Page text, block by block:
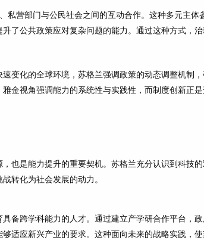
私营部门与公民社会之间的互动合作。这种多元主体
了公共政策应对复杂问题的能力。通过这种方式，
变化的全球环境，苏格兰强调政策的动态调整机制
金视角强调能力的系统性与实践性，而制度创新正
也是能力提升的重要契机。苏格兰充分认识到科技的
转化为社会发展的动力。
备跨学科能力的人才。通过建立产学研合作平台，
适应新兴产业的要求。这种面向未来的战略实践，